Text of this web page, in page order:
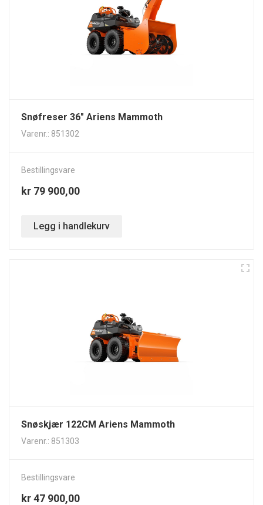
Snøfreser 36" Ariens Mammoth
Varenr.: 851302
Bestillingsvare
kr 79 900,00
Legg i handlekurv
Snøskjær 122CM Ariens Mammoth
Varenr.: 851303
Bestillingsvare
kr 47 900,00